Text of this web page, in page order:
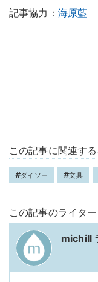
記事協力： 海原藍
この記事に関連す
ダイソー 文具
この記事のライター
michill